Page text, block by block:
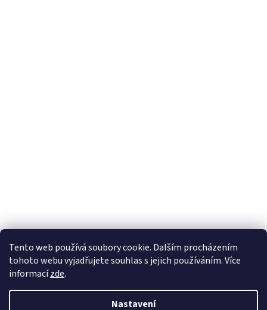
Tento web používá soubory cookie. Dalším procházením
tohoto webu vyjadřujete souhlas s jejich používáním. Více
informacízde.
Nastavení